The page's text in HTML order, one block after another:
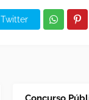
Twitter